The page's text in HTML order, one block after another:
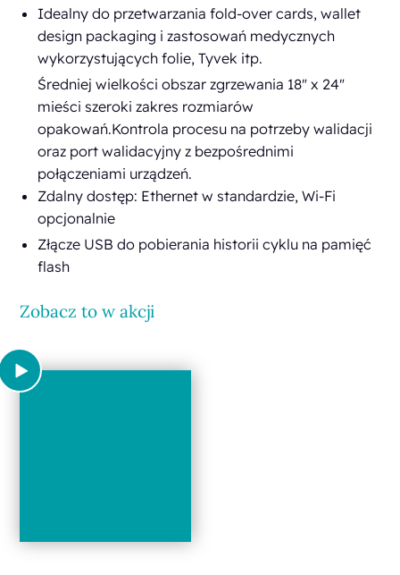
Idealny do przetwarzania fold-over cards, wallet
design packaging i zastosowań medycznych
wykorzystujących folie, Tyvek itp.
Średniej wielkości obszar zgrzewania 18" x 24"
mieści szeroki zakres rozmiarów
opakowań.Kontrola procesu na potrzeby walidacji
oraz port walidacyjny z bezpośrednimi
połączeniami urządzeń.
Zdalny dostęp: Ethernet w standardzie, Wi-Fi
opcjonalnie
Złącze USB do pobierania historii cyklu na pamięć
flash
Zobacz to w akcji